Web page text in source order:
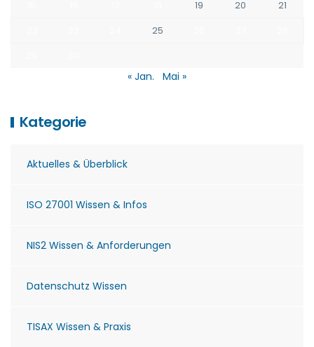
19 20
21
25
« Jan. Mai »
Kategorie
Aktuelles & Überblick
ISO 27001 Wissen & Infos
NIS2 Wissen & Anforderungen
Datenschutz Wissen
TISAX Wissen & Praxis